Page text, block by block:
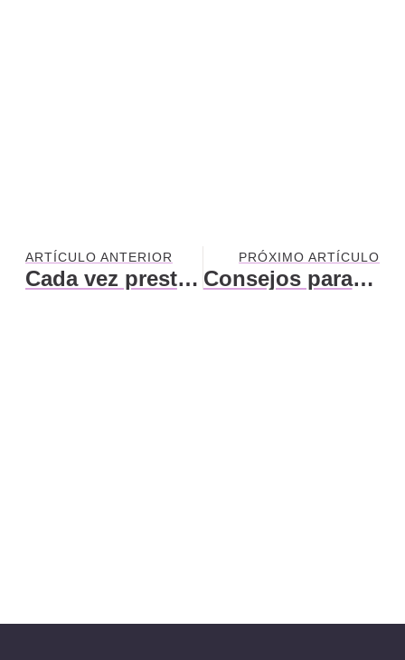
ARTÍCULO ANTERIOR
Cada vez prestamos más atención a nuestra salud neurológica
PRÓXIMO ARTÍCULO
Consejos para elegir una obra de arte